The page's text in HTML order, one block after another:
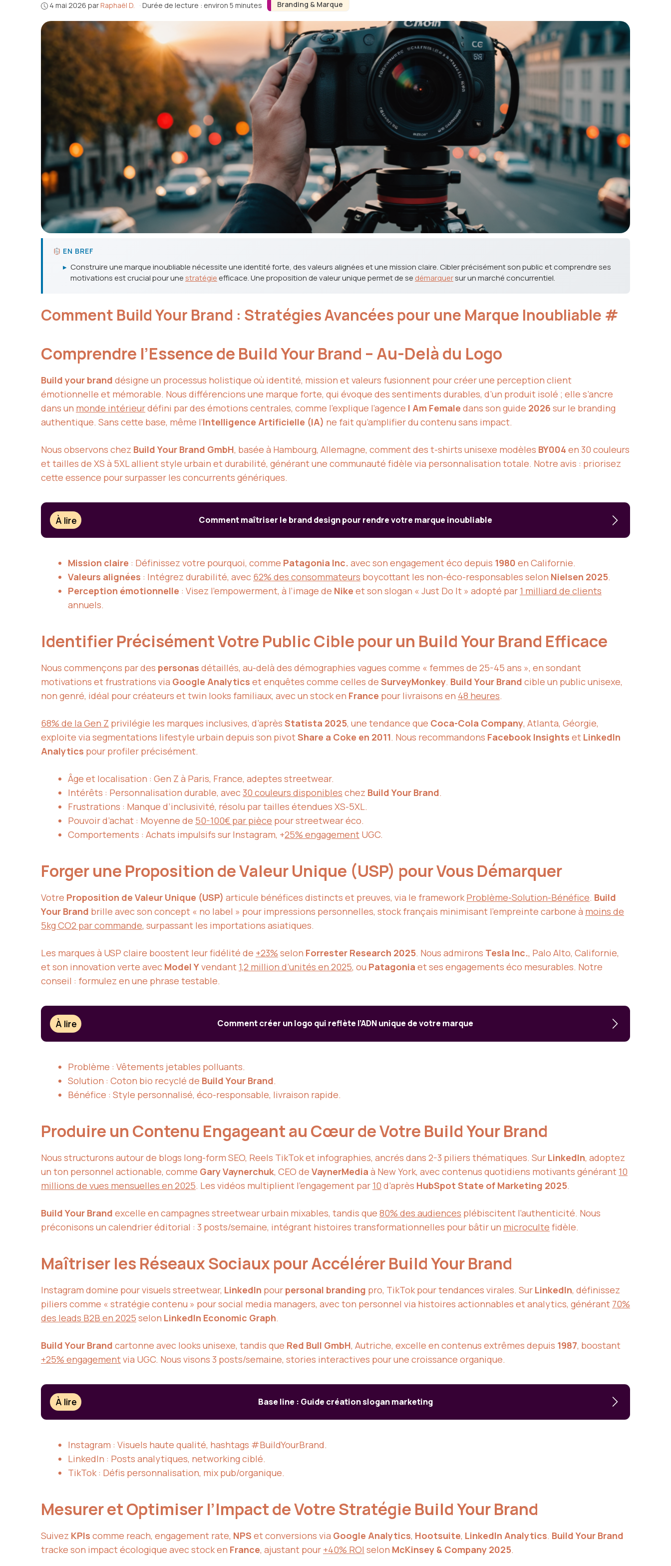
Branding & Marque
4 mai 2026 parRaphaël D. · Durée de lecture : environ 5 minutes
EN BREF
▸ Construire une marque inoubliable nécessite une identité forte, des valeurs alignées et une mission claire. Cibler précisément son public et comprendre ses
motivations est crucial pour unestratégieefficace. Une proposition de valeur unique permet de se démarquersur un marché concurrentiel.
Comment Build Your Brand : Stratégies Avancées pour une Marque Inoubliable #
Comprendre l’Essence de Build Your Brand – Au-Delà du Logo
Build your brand désigne un processus holistique où identité, mission et valeurs fusionnent pour créer une perception client
émotionnelle et mémorable. Nous différencions une marque forte, qui évoque des sentiments durables, d’un produit isolé ; elle s’ancre
dans un monde intérieurdéfini par des émotions centrales, comme l’explique l’agence I Am Female dans son guide 2026 sur le branding
authentique. Sans cette base, même l’Intelligence Artificielle (IA) ne fait qu’amplifier du contenu sans impact.
Nous observons chez Build Your Brand GmbH, basée à Hambourg, Allemagne, comment des t-shirts unisexe modèles BY004 en 30 couleurs
et tailles de XS à 5XL allient style urbain et durabilité, générant une communauté fidèle via personnalisation totale. Notre avis : priorisez
cette essence pour surpasser les concurrents génériques.
À lire Comment maîtriser le brand design pour rendre votre marque inoubliable
Mission claire : Définissez votre pourquoi, comme Patagonia Inc. avec son engagement éco depuis 1980 en Californie.
Valeurs alignées : Intégrez durabilité, avec 62% des consommateurs boycottant les non-éco-responsables selon Nielsen 2025.
Perception émotionnelle : Visez l’empowerment, à l’image de Nike et son slogan « Just Do It » adopté par 1 milliard de clients
annuels.
Identifier Précisément Votre Public Cible pour un Build Your Brand Efficace
Nous commençons par des personas détaillés, au-delà des démographies vagues comme « femmes de 25-45 ans », en sondant
motivations et frustrations via Google Analytics et enquêtes comme celles de SurveyMonkey. Build Your Brand cible un public unisexe,
non genré, idéal pour créateurs et twin looks familiaux, avec un stock en France pour livraisons en 48 heures.
68% de la Gen Z privilégie les marques inclusives, d’après Statista 2025, une tendance que Coca-Cola Company, Atlanta, Géorgie,
exploite via segmentations lifestyle urbain depuis son pivotShare a Coke en 2011. Nous recommandons Facebook Insights et LinkedIn
Analytics pour profiler précisément.
Âge et localisation : Gen Z à Paris, France, adeptes streetwear.
Intérêts : Personnalisation durable, avec 30 couleurs disponibles chez Build Your Brand.
Frustrations : Manque d’inclusivité, résolu par tailles étendues XS-5XL.
Pouvoir d’achat : Moyenne de 50-100€ par pièce pour streetwear éco.
Comportements : Achats impulsifs sur Instagram, +25% engagement UGC.
Forger une Proposition de Valeur Unique (USP) pour Vous Démarquer
Votre Proposition de Valeur Unique (USP) articule bénéfices distincts et preuves, via le frameworkProblème-Solution-Bénéfice. Build
Your Brand brille avec son concept « no label » pour impressions personnelles, stock français minimisant l’empreinte carbone à moins de
5kg CO2 par commande, surpassant les importations asiatiques.
Les marques à USP claire boostent leur fidélité de +23% selon Forrester Research 2025. Nous admirons Tesla Inc., Palo Alto, Californie,
et son innovation verte avec Model Yvendant 1,2 million d’unités en 2025, ou Patagonia et ses engagements éco mesurables. Notre
conseil : formulez en une phrase testable.
À lire Comment créer un logo qui reflète l’ADN unique de votre marque
Problème : Vêtements jetables polluants.
Solution : Coton bio recyclé de Build Your Brand.
Bénéfice : Style personnalisé, éco-responsable, livraison rapide.
Produire un Contenu Engageant au Cœur de Votre Build Your Brand
Nous structurons autour de blogs long-form SEO, Reels TikTok et infographies, ancrés dans 2-3 piliers thématiques. Sur LinkedIn, adoptez
un ton personnel actionable, comme Gary Vaynerchuk, CEO de VaynerMedia à New York, avec contenus quotidiens motivants générant 10
millions de vues mensuelles en 2025. Les vidéos multiplient l’engagement par 10 d’après HubSpot State of Marketing 2025.
Build Your Brand excelle en campagnes streetwear urbain mixables, tandis que 80% des audiences plébiscitent l’authenticité. Nous
préconisons un calendrier éditorial : 3 posts/semaine, intégrant histoires transformationnelles pour bâtir un microculte fidèle.
Maîtriser les Réseaux Sociaux pour Accélérer Build Your Brand
Instagram domine pour visuels streetwear, LinkedIn pour personal branding pro, TikTok pour tendances virales. Sur LinkedIn, définissez
piliers comme « stratégie contenu » pour social media managers, avec ton personnel via histoires actionnables et analytics, générant 70%
des leads B2B en 2025 selon LinkedIn Economic Graph.
Build Your Brand cartonne avec looks unisexe, tandis que Red Bull GmbH, Autriche, excelle en contenus extrêmes depuis 1987, boostant
+25% engagementvia UGC. Nous visons 3 posts/semaine, stories interactives pour une croissance organique.
À lire Base line : Guide création slogan marketing
Instagram : Visuels haute qualité, hashtags #BuildYourBrand.
LinkedIn : Posts analytiques, networking ciblé.
TikTok : Défis personnalisation, mix pub/organique.
Mesurer et Optimiser l’Impact de Votre Stratégie Build Your Brand
Suivez KPIs comme reach, engagement rate, NPS et conversions via Google Analytics, Hootsuite, LinkedIn Analytics. Build Your Brand
tracke son impact écologique avec stock en France, ajustant pour +40% ROI selon McKinsey & Company 2025.